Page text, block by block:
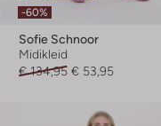
-60%
Sofie Schnoor
Midikleid
€ 134,95 € 53,95